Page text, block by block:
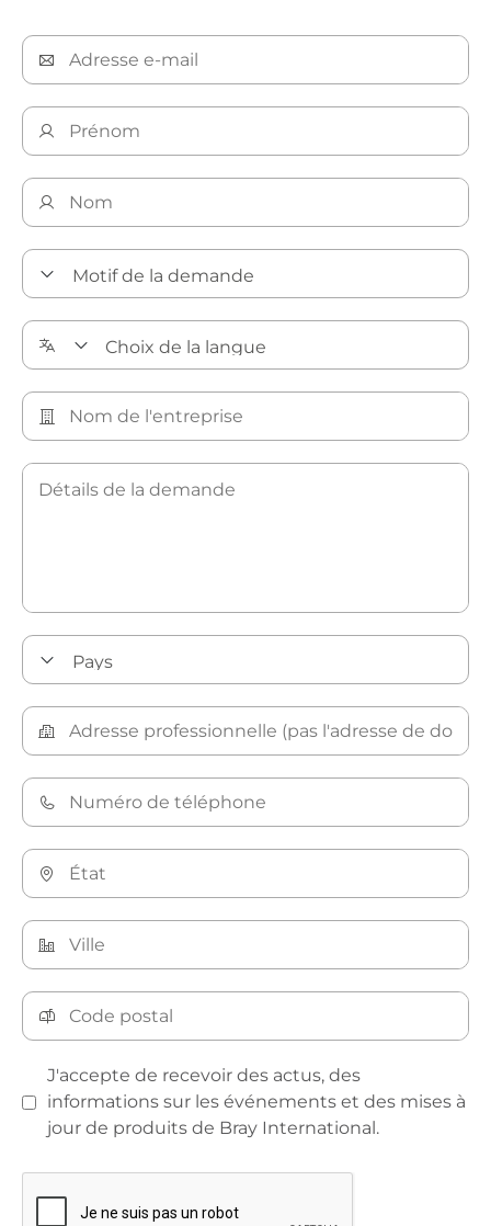
J'accepte de recevoir des actus, des
informations sur les événements et des mises à
jour de produits de Bray International.